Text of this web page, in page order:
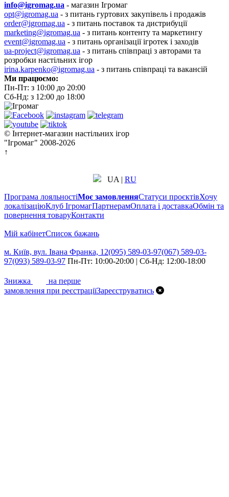
info@igromag.ua - магазин Ігромаг
opt@igromag.ua - з питань гуртових закупівель і продажів
order@igromag.ua - з питань поставок та дистрибуції
marketing@igromag.ua - з питань контенту та маркетингу
event@igromag.ua - з питань організації ігротек і заходів
ua-project@igromag.ua - з питань співпраці з авторами та
розробки настільних ігор
irina.karpenko@igromag.ua - з питань співпраці та вакансій
Ми працюємо:
Пн-Пт: з 10:00 до 20:00
Сб-Нд: з 12:00 до 18:00
© Інтернет-магазин настільних ігор
"Ігромаг" 2008-2026
↑
UA | RU
Програма лояльностіМоє замовленняСтатуси проєктівХочу
локалізаціюКлуб ІгромагПартнерамОплата і доставкаОбмін та
повернення товаруКонтакти
Мій кабінетCписок бажань
м. Київ, вул. Івана Франка, 12(095) 589-03-97(067) 589-03-
97(093) 589-03-97 Пн-Пт: 10:00-20:00 | Сб-Нд: 12:00-18:00
Знижка
на перше
замовлення при реєстраціїЗареєструватись